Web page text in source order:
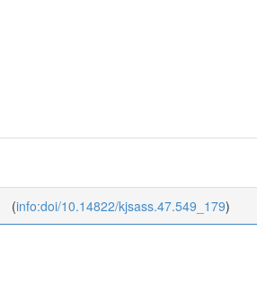
(info:doi/10.14822/kjsass.47.549_179)